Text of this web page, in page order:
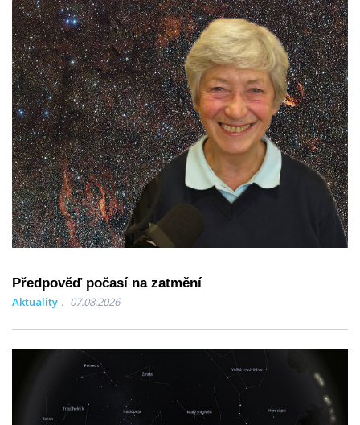
Předpověď počasí na zatmění
Aktuality 07.08.2026